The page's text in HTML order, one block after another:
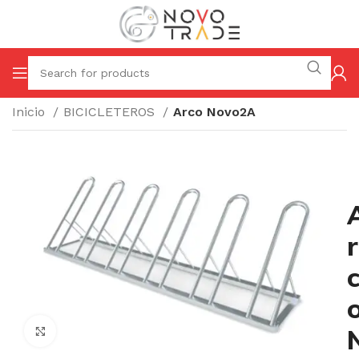
Inicio BICICLETEROS Arco Novo2A
r
c